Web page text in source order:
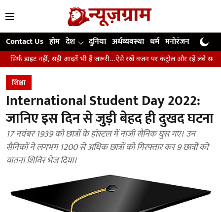
Contact Us होम देश दुनिया अर्थव्यवस्था धर्म मनोरंजन खेल
सही आदतें भी हैं जरूरी...ऐसे रखें वजन पर कंट्रोल और रहें लंबे समय तक स्वस्थ
शिक्षा
International Student Day 2022:
जानिए इस दिन से जुड़ी बेहद ही दुखद घटना
17 नवंबर 1939 को छात्रों के हॉस्टल में नाजी सैनिक घुस गए। उन
सैनिकों ने लगभग 1200 से अधिक छात्रों को गिरफ्तार कर 9 छात्रों को
यातना शिविर भेज दिया।